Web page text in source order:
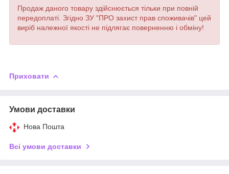
Продаж даного товару здійснюється тільки при повній
передоплаті. Згідно ЗУ "ПРО захист прав споживачів" цей
виріб належної якості не підлягає поверненню і обміну!
Приховати
Умови доставки
Нова Пошта
Всі умови доставки